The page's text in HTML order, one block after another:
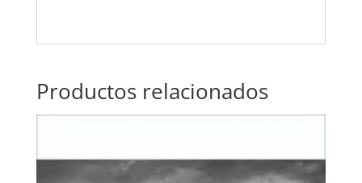
Productos relacionados